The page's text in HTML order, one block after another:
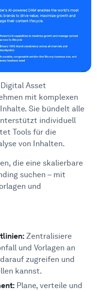
Asset
mit komplexen
Sie bündelt alle
individuell
Tools für die
von Inhalten.
die eine skalierbare
suchen – mit
und
Zentralisiere
und Vorlagen an
zugreifen und
kannst.
Plane, verteile und